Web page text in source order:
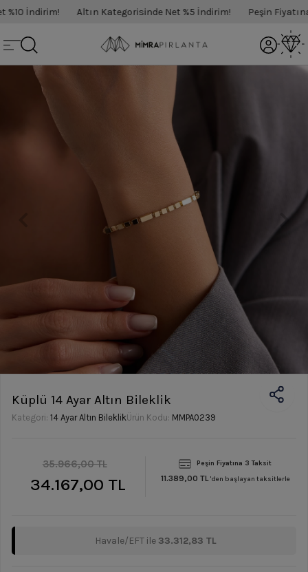
İndirim! Altın Kategorisinde Net %5 İndirim! Peşin Fiyatına
Küplü 14 Ayar Altın Bileklik
Kategori: 14 Ayar Altın BileklikÜrün Kodu: MMPA0239
35.966,00 TL
34.167,00 TL
Peşin Fiyatına 3 Taksit
11.389,00 TL'den başlayan taksitlerle
Havale/EFT ile 33.312,83 TL